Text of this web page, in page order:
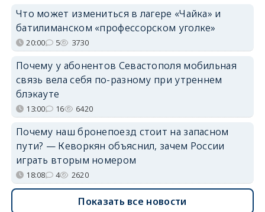
Что может измениться в лагере «Чайка» и
батилиманском «профессорском уголке»
20:00 5 3730
Почему у абонентов Севастополя мобильная
связь вела себя по-разному при утреннем
блэкауте
13:00 16 6420
Почему наш бронепоезд стоит на запасном
пути? — Кеворкян объяснил, зачем России
играть вторым номером
18:08 4 2620
Показать все новости